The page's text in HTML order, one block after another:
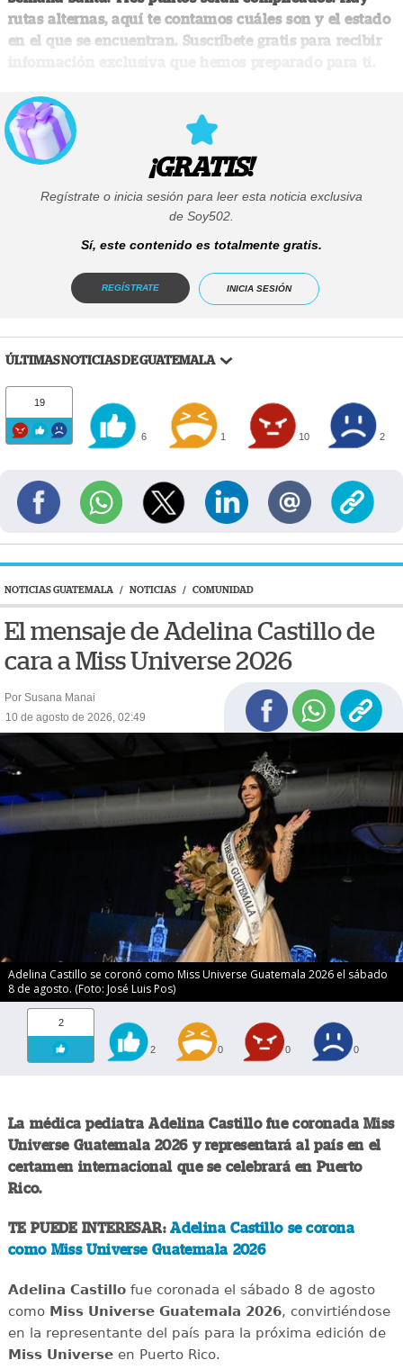
rutas alternas, aquí te contamos cuáles son y el estado
en el que se encuentran. Suscríbete gratis para recibir
¡GRATIS!
Regístrate o inicia sesión para leer esta noticia exclusiva
de Soy502.
Sí, este contenido es totalmente gratis.
REGÍSTRATE INICIA SESIÓN
ÚLTIMAS NOTICIAS DE GUATEMALA
19
6 1 10 2
NOTICIAS GUATEMALA / NOTICIAS / COMUNIDAD
El mensaje de Adelina Castillo de
cara a Miss Universe 2026
Por Susana Manai
10 de agosto de 2026, 02:49
Adelina Castillo se coronó como Miss Universe Guatemala 2026 el sábado
8 de agosto. (Foto: José Luis Pos)
2
2 0 0 0
La médica pediatra Adelina Castillo fue coronada Miss
Universe Guatemala 2026 y representará al país en el
certamen internacional que se celebrará en Puerto
Rico.
TE PUEDE INTERESAR:Adelina Castillo se corona
como Miss Universe Guatemala 2026
Adelina Castillofue coronada el sábado 8 de agosto
como Miss Universe Guatemala 2026, convirtiéndose
en la representante del país para la próxima edición de
Miss Universeen Puerto Rico.